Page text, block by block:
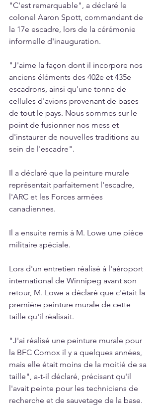
"C'est remarquable", a déclaré le
colonel Aaron Spott, commandant de
la 17e escadre, lors de la cérémonie
informelle d'inauguration.
"J'aime la façon dont il incorpore nos
anciens éléments des 402e et 435e
escadrons, ainsi qu'une tonne de
cellules d'avions provenant de bases
de tout le pays. Nous sommes sur le
point de fusionner nos mess et
d'instaurer de nouvelles traditions au
sein de l'escadre".
Il a déclaré que la peinture murale
représentait parfaitement l'escadre,
l'ARC et les Forces armées
canadiennes.
Il a ensuite remis à M. Lowe une pièce
militaire spéciale.
Lors d'un entretien réalisé à l'aéroport
international de Winnipeg avant son
retour, M. Lowe a déclaré que c'était la
première peinture murale de cette
taille qu'il réalisait.
"J'ai réalisé une peinture murale pour
la BFC Comox il y a quelques années,
mais elle était moins de la moitié de sa
taille", a-t-il déclaré, précisant qu'il
l'avait peinte pour les techniciens de
recherche et de sauvetage de la base.